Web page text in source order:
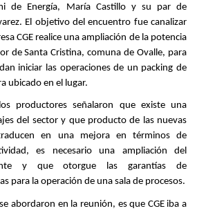
de Energía, María Castillo y su par de
El objetivo del encuentro fue canalizar
CGE realice una ampliación de la potencia
de Santa Cristina, comuna de Ovalle, para
iniciar las operaciones de un packing de
ubicado en el lugar.
productores señalaron que existe una
del sector y que producto de las nuevas
en una mejora en términos de
es necesario una ampliación del
y que otorgue las garantías de
para la operación de una sala de procesos.
abordaron en la reunión, es que CGE iba a